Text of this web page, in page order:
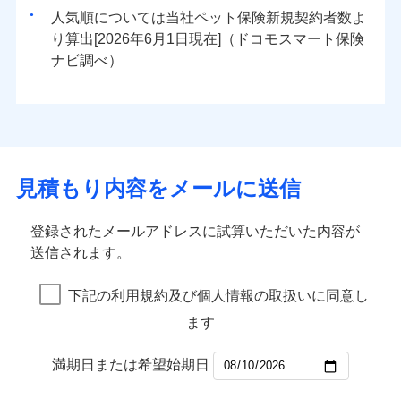
人気順については当社
新規契約者数よ
り算出[
年 月
日現在]（ドコモスマート保険
ナビ調べ）
見積もり内容をメールに送信
登録されたメールアドレスに試算いただいた内容が
送信されます。
下記の利用規約及び個人情報の取扱いに同意し
ます
満期日または希望始期日